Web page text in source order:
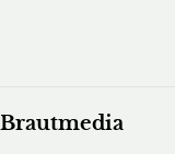
Brautmedia